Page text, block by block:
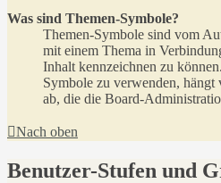
Was sind Themen-Symbole?
Themen-Symbole sind vom
mit einem Thema in
Inhalt kennzeichnen zu
Symbole zu verwenden, hängt
ab, die die Board-
Nach oben
Benutzer-Stufen und